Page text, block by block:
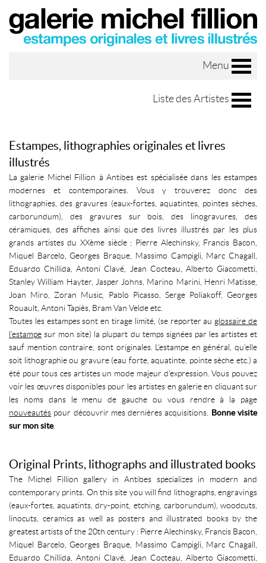
Menu
Liste des Artistes
Estampes, lithographies originales et livres
illustrés
La galerie Michel Fillion à Antibes est spécialisée dans les estampes
modernes et contemporaines. Vous y trouverez donc des
lithographies, des gravures (eaux-fortes, aquatintes, pointes sèches,
carborundum), des gravures sur bois, des linogravures, des
céramiques, des affiches ainsi que des livres illustrés par les plus
grands artistes du XXème siècle : Pierre Alechinsky, Francis Bacon,
Miquel Barcelo, Georges Braque, Massimo Campigli, Marc Chagall,
Eduardo Chillida, Antoni Clavé, Jean Cocteau, Alberto Giacometti,
Stanley William Hayter, Jasper Johns, Marino Marini, Henri Matisse,
Joan Miro, Zoran Music, Pablo Picasso, Serge Poliakoff, Georges
Rouault, Antoni Tapiès, Bram Van Velde etc.
Toutes les estampes sont en tirage limité, (se reporter au glossaire de
l’estampe sur mon site) la plupart du temps signées par les artistes et
sauf mention contraire, sont originales. L'estampe en général, qu'elle
soit lithographie ou gravure (eau forte, aquatinte, pointe sèche etc.) a
été pour tous ces artistes un mode majeur d'expression. Vous pouvez
voir les œuvres disponibles pour les artistes en galerie en cliquant sur
les noms dans le menu de gauche ou vous rendre à la page
nouveautés pour découvrir mes dernières acquisitions. Bonne visite
sur mon site.
Original Prints, lithographs and illustrated books
The Michel Fillion gallery in Antibes specializes in modern and
contemporary prints. On this site you will find lithographs, engravings
(eaux-fortes, aquatints, dry-point, etching, carborundum), woodcuts,
linocuts, ceramics as well as posters and illustrated books by the
greatest artists of the 20th century : Pierre Alechinsky, Francis Bacon,
Miquel Barcelo, Georges Braque, Massimo Campigli, Marc Chagall,
Eduardo Chillida, Antoni Clavé, Jean Cocteau, Alberto Giacometti,